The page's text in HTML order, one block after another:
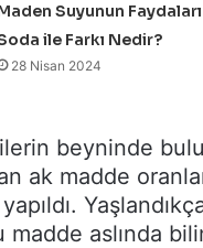
Suyunun
ile Farkı Nedir?
28 Nisan 2024
beyninde
ak madde
madde aslında